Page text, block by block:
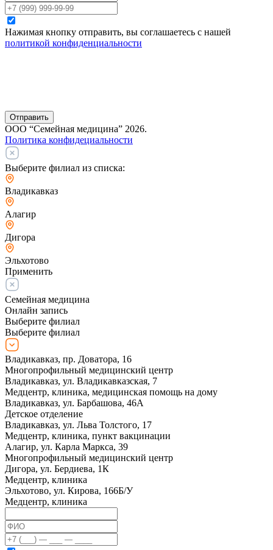
Нажимая кнопку отправить, вы соглашаетесь с нашей
политикой конфиденциальности
Отправить
ООО “Семейная медицина” 2026.
Политика конфидециальности
Выберите филиал из списка:
Владикавказ
Алагир
Дигора
Эльхотово
Применить
Семейная медицина
Онлайн запись
Выберите филиал
Выберите филиал
Владикавказ, пр. Доватора, 16
Многопрофильный медицинский центр
Владикавказ, ул. Владикавказская, 7
Медцентр, клиника, медицинская помощь на дому
Владикавказ, ул. Барбашова, 46А
Детское отделение
Владикавказ, ул. Льва Толстого, 17
Медцентр, клиника, пункт вакцинации
Алагир, ул. Карла Маркса, 39
Многопрофильный медицинский центр
Дигора, ул. Бердиева, 1К
Медцентр, клиника
Эльхотово, ул. Кирова, 166Б/У
Медцентр, клиника